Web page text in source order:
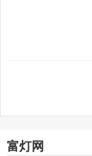
富灯网